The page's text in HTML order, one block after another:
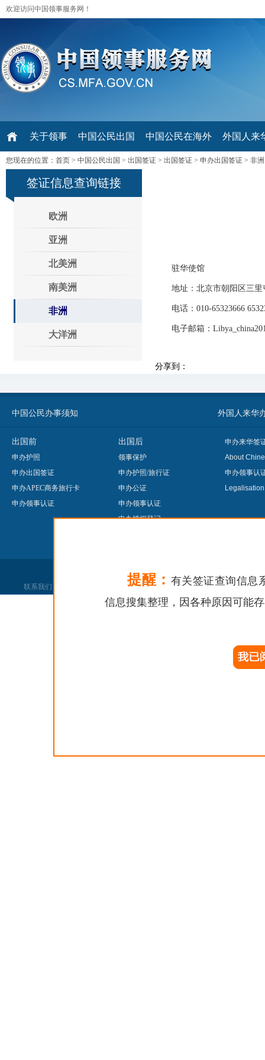
欢迎访问中国领事服务网！
关于领事 中国公民出国 中国公民在海外 外国人来
您现在的位置： 首页 > 中国公民出国 > 出国签证 > 出国签证 > 申办出国签证 > 非洲
签证信息查询链接
欧洲
亚洲
北美洲
南美洲
非洲
大洋洲
驻华使馆
地址：北京市朝阳区三里
电话：010-65323666
电子邮箱：
分享到：
中国公民办事须知 外国人来华
出国前
申办护照
申办出国签证
申办APEC商务旅行卡
申办领事认证
出国后
领事保护
申办护照/旅行证
申办公证
申办领事认证
申办婚姻登记
申办来华签
About
申办领事认
联系我们 党政机关
提醒： 有关签证查询信息
信息搜集整理，因各种原因可能